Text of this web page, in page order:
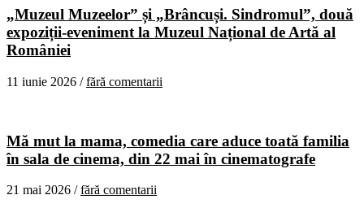
„Muzeul Muzeelor” și „Brâncuși. Sindromul”, două
expoziții-eveniment la Muzeul Național de Artă al
României
11 iunie 2026 /fără comentarii
Mă mut la mama, comedia care aduce toată familia
în sala de cinema, din 22 mai în cinematografe
21 mai 2026 /fără comentarii